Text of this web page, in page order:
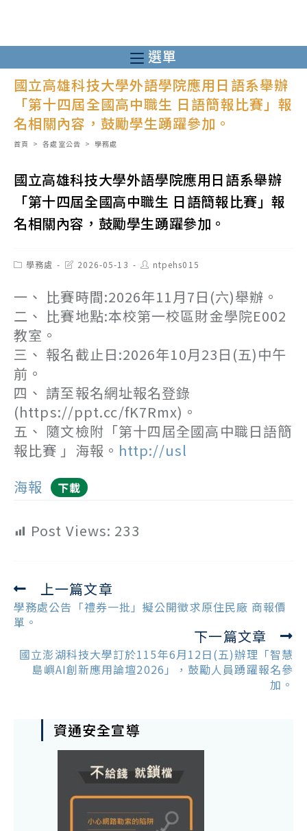
至
主
容
選單
國立高雄科技大學外語學院應用日語系舉辦
「第十四屆全國高中職生 日語簡報比賽」報
名相關內容，鼓勵學生踴躍參加。
首頁 > 各處室公告 > 學務處
國立高雄科技大學外語學院應用日語系舉辦
「第十四屆全國高中職生 日語簡報比賽」報
名相關內容，鼓勵學生踴躍參加。
Post學務處
Post2026-05-13
Post
author:
ntpehs015
一、 比賽時間:2026年11月7日(六)舉辦。
二、 比賽地點:本校第一校區財金學院E002
教室。
三、 報名截止日:2026年10月23日(五)中午
前。
四、 請至報名網址報名登錄
(https://ppt.cc/fK7Rmx)。
五、 隨文檢附「第十四屆全國高中職日語簡
報比賽 」海報。 http://usl
海報
下載
Post Views: 233
Read
more
articles
上一篇文章
學務處公告「禮券一批」擬公開徵求原住民廠 商報價
單。
下一篇文章
國立澎湖科技大學訂於115年6月12日(五)辦理「智慧
島嶼AI創新應用論壇2026」，鼓勵人員踴躍報名參
加。
資通安全宣導